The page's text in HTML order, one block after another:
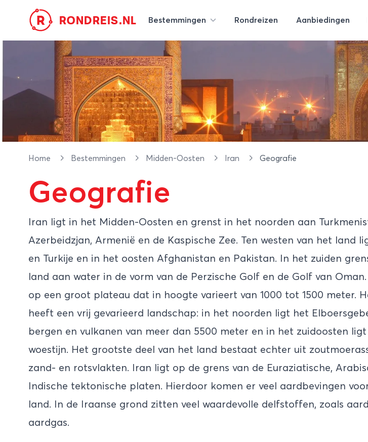
R RONDREIS.NL Bestemmingen Rondreizen Aanbiedingen
Home Bestemmingen Midden-Oosten Iran Geografie
Geografie
Iran ligt in het Midden-Oosten en grenst in het noorden aan
Azerbeidzjan, Armenië en de Kaspische Zee. Ten westen van het land
en Turkije en in het oosten Afghanistan en Pakistan. In het zuiden
land aan water in de vorm van de Perzische Golf en de Golf van
op een groot plateau dat in hoogte varieert van 1000 tot 1500 meter.
heeft een vrij gevarieerd landschap: in het noorden ligt het
bergen en vulkanen van meer dan 5500 meter en in het zuidoosten ligt
woestijn. Het grootste deel van het land bestaat echter uit
zand- en rotsvlakten. Iran ligt op de grens van de Euraziatische,
Indische tektonische platen. Hierdoor komen er veel aardbevingen
land. In de Iraanse grond zitten veel waardevolle delfstoffen, zoals
aardgas.